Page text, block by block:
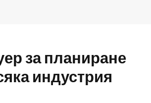
за планиране
индустрия